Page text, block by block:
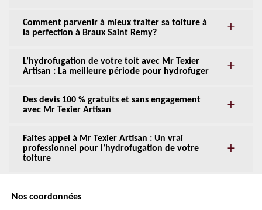
Comment parvenir à mieux traiter sa toiture à
la perfection à Braux Saint Remy?
L’hydrofugation de votre toit avec Mr Texier
Artisan : La meilleure période pour hydrofuger
Des devis 100 % gratuits et sans engagement
avec Mr Texier Artisan
Faites appel à Mr Texier Artisan : Un vrai
professionnel pour l’hydrofugation de votre
toiture
Nos coordonnées